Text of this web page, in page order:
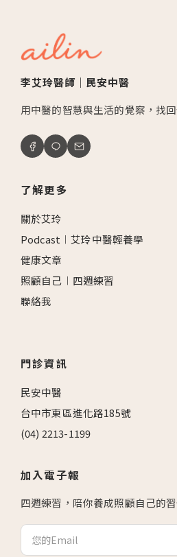
李艾玲醫師｜民安中醫
用中醫的智慧與生活的覺察，找
了解更多
關於艾玲
Podcast︱艾玲中醫輕養學
健康文章
照顧自己︱四週練習
聯絡我
門診資訊
民安中醫
台中市東區進化路185號
(04) 2213-1199
加入電子報
四週練習，陪你養成照顧自己的習